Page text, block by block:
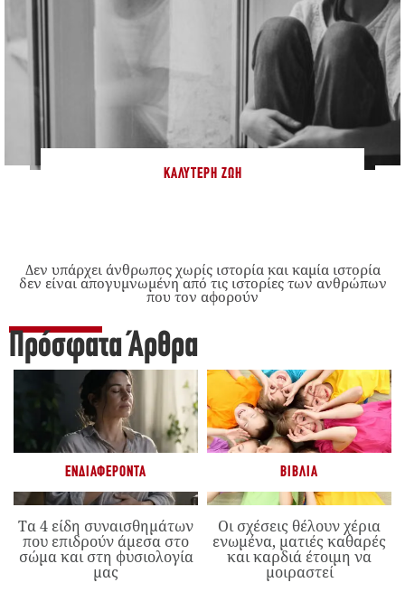
ΚΑΛΎΤΕΡΗ ΖΩΉ
Δεν υπάρχει άνθρωπος χωρίς ιστορία και καμία ιστορία
δεν είναι απογυμνωμένη από τις ιστορίες των ανθρώπων
που τον αφορούν
Πρόσφατα Άρθρα
ΕΝΔΙΑΦΈΡΟΝΤΑ
Τα 4 είδη συναισθημάτων
που επιδρούν άμεσα στο
σώμα και στη φυσιολογία
μας
ΒΙΒΛΊΑ
Οι σχέσεις θέλουν χέρια
ενωμένα, ματιές καθαρές
και καρδιά έτοιμη να
μοιραστεί